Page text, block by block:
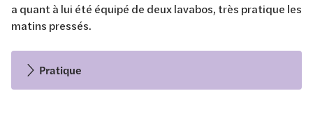
a quant à lui été équipé de deux lavabos, très pratique les
matins pressés.
Pratique